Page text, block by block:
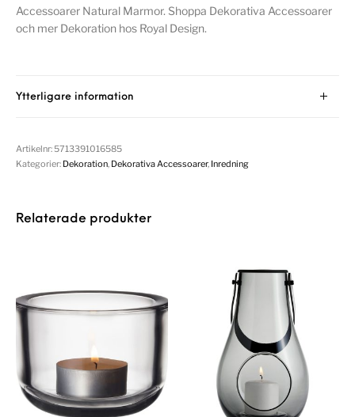
Accessoarer Natural Marmor. Shoppa Dekorativa Accessoarer
och mer Dekoration hos Royal Design.
Ytterligare information
Artikelnr: 5713391016585
Kategorier: Dekoration Dekorativa Accessoarer, Inredning
Relaterade produkter